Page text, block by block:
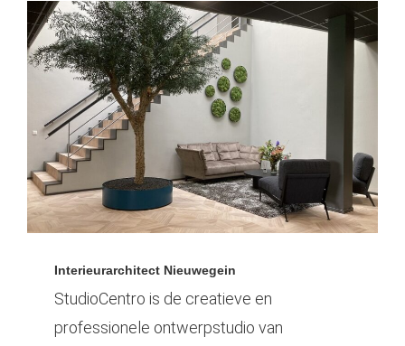
Interieurarchitect Nieuwegein
StudioCentro is de creatieve en
professionele ontwerpstudio van